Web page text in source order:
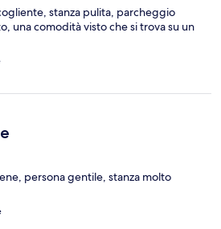
stanza pulita, parcheggio
una comodità visto che si trova su un
persona gentile, stanza molto